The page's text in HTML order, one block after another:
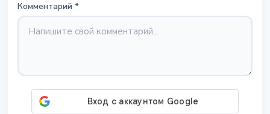
Комментарий *